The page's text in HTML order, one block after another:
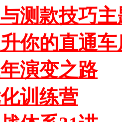
测款技巧主
你的直通
演变之路
训练营